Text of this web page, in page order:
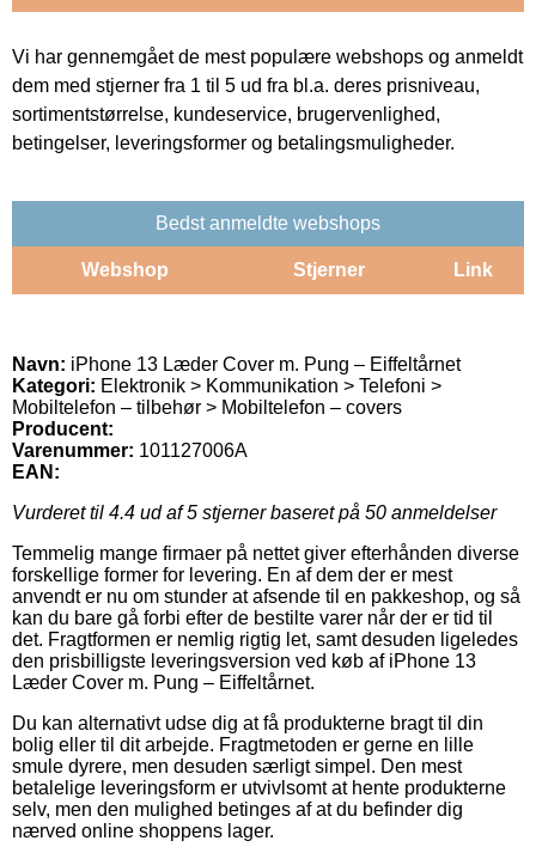
Vi har gennemgået de mest populære webshops og anmeldt
dem med stjerner fra 1 til 5 ud fra bl.a. deres prisniveau,
sortimentstørrelse, kundeservice, brugervenlighed,
betingelser, leveringsformer og betalingsmuligheder.
Bedst anmeldte webshops
Webshop Stjerner Link
Navn: iPhone 13 Læder Cover m. Pung – Eiffeltårnet
Kategori: Elektronik > Kommunikation > Telefoni >
Mobiltelefon – tilbehør > Mobiltelefon – covers
Producent:
Varenummer: 101127006A
EAN:
Vurderet til 4.4 ud af 5 stjerner baseret på 50 anmeldelser
Temmelig mange firmaer på nettet giver efterhånden diverse
forskellige former for levering. En af dem der er mest
anvendt er nu om stunder at afsende til en pakkeshop, og så
kan du bare gå forbi efter de bestilte varer når der er tid til
det. Fragtformen er nemlig rigtig let, samt desuden ligeledes
den prisbilligste leveringsversion ved køb af iPhone 13
Læder Cover m. Pung – Eiffeltårnet.
Du kan alternativt udse dig at få produkterne bragt til din
bolig eller til dit arbejde. Fragtmetoden er gerne en lille
smule dyrere, men desuden særligt simpel. Den mest
betalelige leveringsform er utvivlsomt at hente produkterne
selv, men den mulighed betinges af at du befinder dig
nærved online shoppens lager.